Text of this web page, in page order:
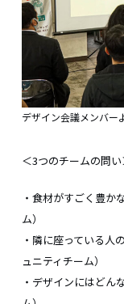
デザイン会議メンバー
＜3つのチームの問い
・食材がすごく豊か
ム）
・隣に座っている人
ュニティチーム）
・デザインにはどん